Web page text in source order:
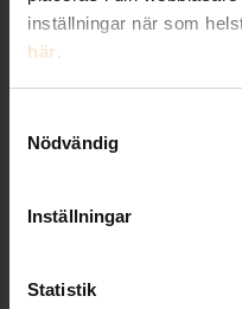
inställningar när som
här.
Nödvändig
Inställningar
Statistik